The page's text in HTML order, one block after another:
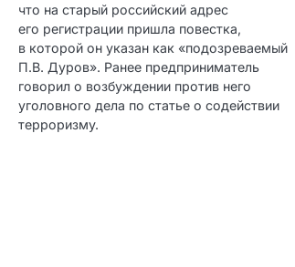
что на старый российский адрес
его регистрации пришла повестка,
в которой он указан как «подозреваемый
П.В. Дуров». Ранее предприниматель
говорил о возбуждении против него
уголовного дела по статье о содействии
терроризму.